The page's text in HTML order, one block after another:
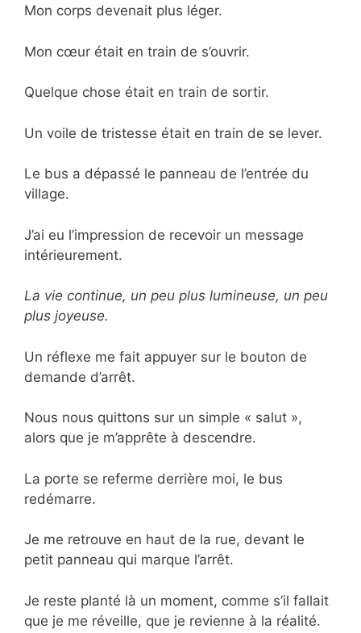
Mon corps devenait plus léger.
Mon cœur était en train de s’ouvrir.
Quelque chose était en train de sortir.
Un voile de tristesse était en train de se lever.
Le bus a dépassé le panneau de l’entrée du
village.
J’ai eu l’impression de recevoir un message
intérieurement.
La vie continue, un peu plus lumineuse, un peu
plus joyeuse.
Un réflexe me fait appuyer sur le bouton de
demande d’arrêt.
Nous nous quittons sur un simple « salut »,
alors que je m’apprête à descendre.
La porte se referme derrière moi, le bus
redémarre.
Je me retrouve en haut de la rue, devant le
petit panneau qui marque l’arrêt.
Je reste planté là un moment, comme s’il fallait
que je me réveille, que je revienne à la réalité.